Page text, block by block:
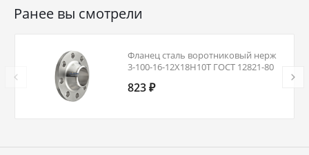
Ранее вы смотрели
Фланец сталь воротниковый нерж
3-100-16-12Х18Н10Т ГОСТ 12821-80
823 ₽